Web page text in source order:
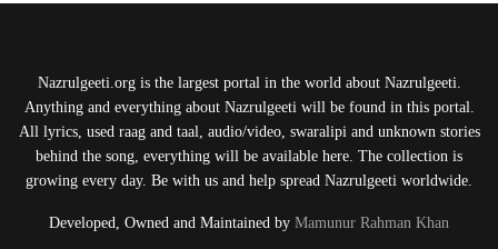
Nazrulgeeti.org is the largest portal in the world about Nazrulgeeti.
Anything and everything about Nazrulgeeti will be found in this portal.
All lyrics, used raag and taal, audio/video, swaralipi and unknown stories
behind the song, everything will be available here. The collection is
growing every day. Be with us and help spread Nazrulgeeti worldwide.
Developed, Owned and Maintained by Mamunur Rahman Khan